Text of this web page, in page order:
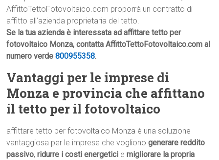
AffittoTettoFotovoltaico.com proporrà un contratto di
affitto all’azienda proprietaria del tetto.
Se la tua azienda è interessata ad affittare tetto per
fotovoltaico Monza, contatta AffittoTettoFotovoltaico.com al
numero verde800955358.
Vantaggi per le imprese di
Monza e provincia che affittano
il tetto per il fotovoltaico
affittare tetto per fotovoltaico Monza è una soluzione
vantaggiosa per le imprese che voglionogenerare reddito
passivo,ridurre i costi energetici emigliorare la propria